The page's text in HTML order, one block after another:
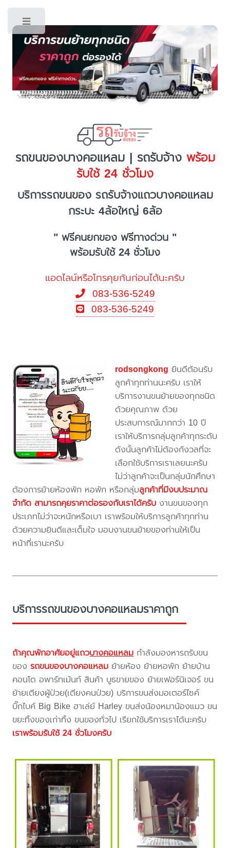
รถขนของบางคอแหลม | รถรับจ้างพร้อม
รับใช้ 24 ชั่วโมง
บริการรถขนของ รถรับจ้างแถวบางคอแหลม
กระบะ 4ล้อใหญ่ 6ล้อ
" ฟรีคนยกของ ฟรีทางด่วน "
พร้อมรับใช้ 24 ชั่วโมง
แอดไลน์หรือโทรคุยกันก่อนได้นะครับ
083-536-5249
083-536-5249
rodsongkong ยินดีต้อนรับ
ลูกค้าทุกท่านนะครับ เราให้
บริการงานขนย้ายของทุกชนิด
ด้วยคุณภาพ ด้วย
ประสบการณ์มากกว่า 10 ปี
เราให้บริการกลุ่มลูกค้าทุกระดับ
ดังนั้นลูกค้าไม่ต้องกังวลที่จะ
เลือกใช้บริการเราเลยนะครับ
ไม่ว่าลูกค้าจะเป็นกลุ่มนักศึกษา
ต้องการย้ายห้องพัก หอพัก หรือกลุ่มลูกค้าที่มีงบประมาณ
จำกัด สามารถคุยราคาต่อรองกับเราได้ครับ งานขนของทุก
ประเภทไม่ว่าจะหนักหรือเบา เราพร้อมให้บริการลูกค้าทุกท่าน
ด้วยความยินดีและเต็มใจ มอบงานขนย้ายของท่านให้เป็น
หน้าที่เรานะครับ
บริการรถขนของบางคอแหลมราคาถูก
ถ้าคุณพักอาศัยอยู่แถวบางคอแหลม กำลังมองหารถรับขน
ของรถขนของบางคอแหลม ย้ายห้อง ย้ายหอพัก ย้ายบ้าน
คอนโด อพาร์ทเม้นท์ สินค้า บูธขายของ ย้ายเฟอร์นิเจอร์ ขน
ย้ายเตียงผู้ป่วย(เตียงคนป่วย) บริการขนส่งมอเตอร์ไซค์
บิ๊กไบค์ Big Bike ฮาเล่ย์ Harley ขนส่งน้องหมาน้องแมว ขน
ขยะทิ้งของเก่าทิ้ง ขนของทั่วไป เรียกใช้บริการเราได้นะครับ
เราพร้อมรับใช้ 24 ชั่วโมงครับ
Toggle